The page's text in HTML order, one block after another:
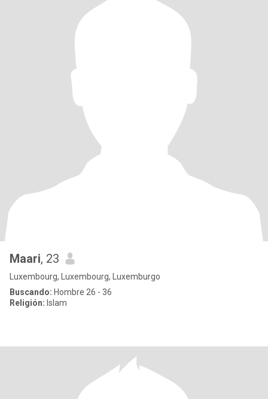
Maari, 23
Luxembourg, Luxembourg, Luxemburgo
Buscando: Hombre 26 - 36
Religión: Islam